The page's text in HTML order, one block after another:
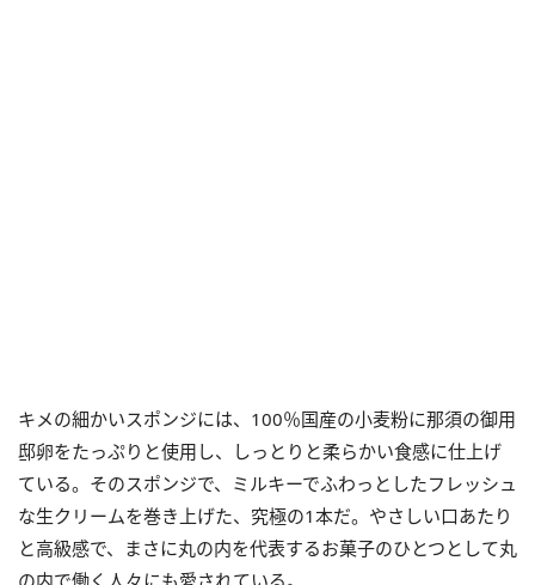
キメの細かいスポンジには、100％国産の小麦粉に那須の御用
邸卵をたっぷりと使用し、しっとりと柔らかい食感に仕上げ
ている。そのスポンジで、ミルキーでふわっとしたフレッシュ
な生クリームを巻き上げた、究極の1本だ。やさしい口あたり
と高級感で、まさに丸の内を代表するお菓子のひとつとして丸